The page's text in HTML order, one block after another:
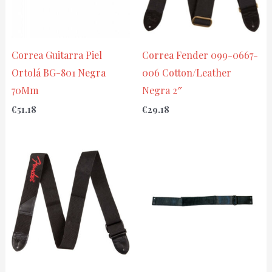
Correa Guitarra Piel
Ortolá BG-801 Negra
70Mm
€51.18
Correa Fender 099-0667-
006 Cotton/Leather
Negra 2″
€29.18